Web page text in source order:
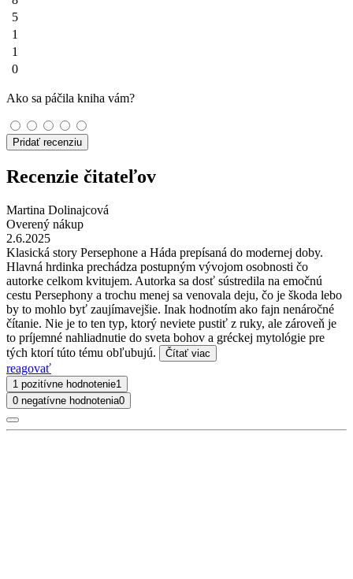
5
1
1
0
Ako sa páčila kniha vám?
Pridať recenziu
Recenzie čitateľov
Martina Dolinajcová
Overený nákup
2.6.2025
Klasická story Persephone a Háda prepísaná do modernej doby.
Hlavná hrdinka prechádza postupným vývojom osobnosti čo
autorke celkom kvitujem. Autorka sa dosť sústredila na emočnú
cestu Persephony a trochu menej sa venovala deju, čo je škoda lebo
by to mohlo byť zaujímavejšie. Inak hodnotím ako fajn nenáročné
čítanie. Nie je to ten typ, ktorý neviete pustiť z ruky, ale zároveň je
to príjemné nahliadnutie do sveta bohov a gréckej mytológie pre
tých ktorí túto tému obľubujú.
Čítať viac
reagovať
1 pozitívne hodnotenie1
0 negatívne hodnotenia0